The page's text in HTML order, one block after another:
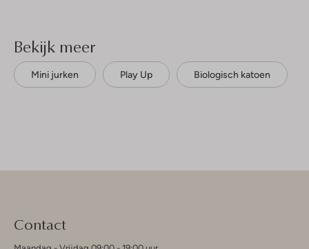
Bekijk meer
Mini jurken Play Up Biologisch katoen
Contact